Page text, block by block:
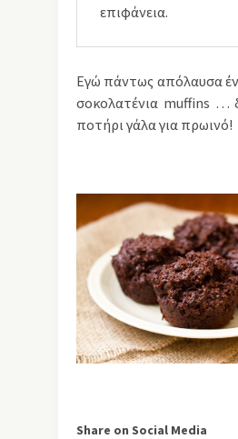
επιφάνεια.
Εγώ πάντως απόλαυσα
σοκολατένια muffins …
ποτήρι γάλα για πρωινό!
Share on Social Media